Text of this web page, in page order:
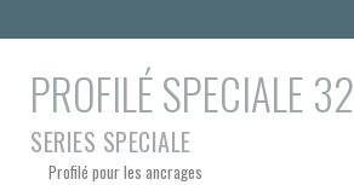
PROFILÉ SPECIALE 32
SERIES SPECIALE
Profilé pour les ancrages